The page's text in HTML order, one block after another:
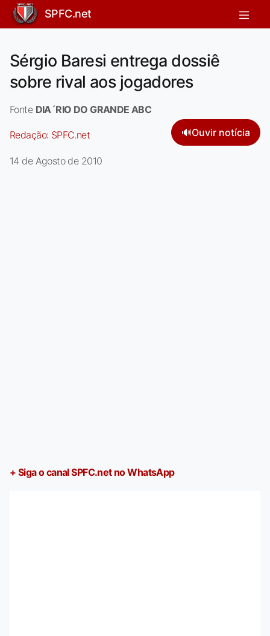
SPFC.net
Sérgio Baresi entrega dossiê
sobre rival aos jogadores
Fonte DIA´RIO DO GRANDE ABC
Redação: SPFC.net 🔊Ouvir notícia
14 de Agosto de 2010
+ Siga o canal SPFC.net no WhatsApp